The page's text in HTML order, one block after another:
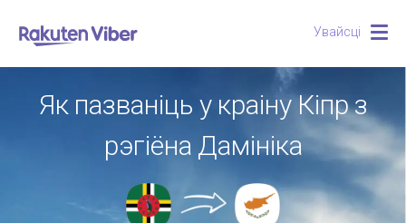
Увайсці
Як пазваніць у краіну Кіпр з
рэгіёна Дамініка